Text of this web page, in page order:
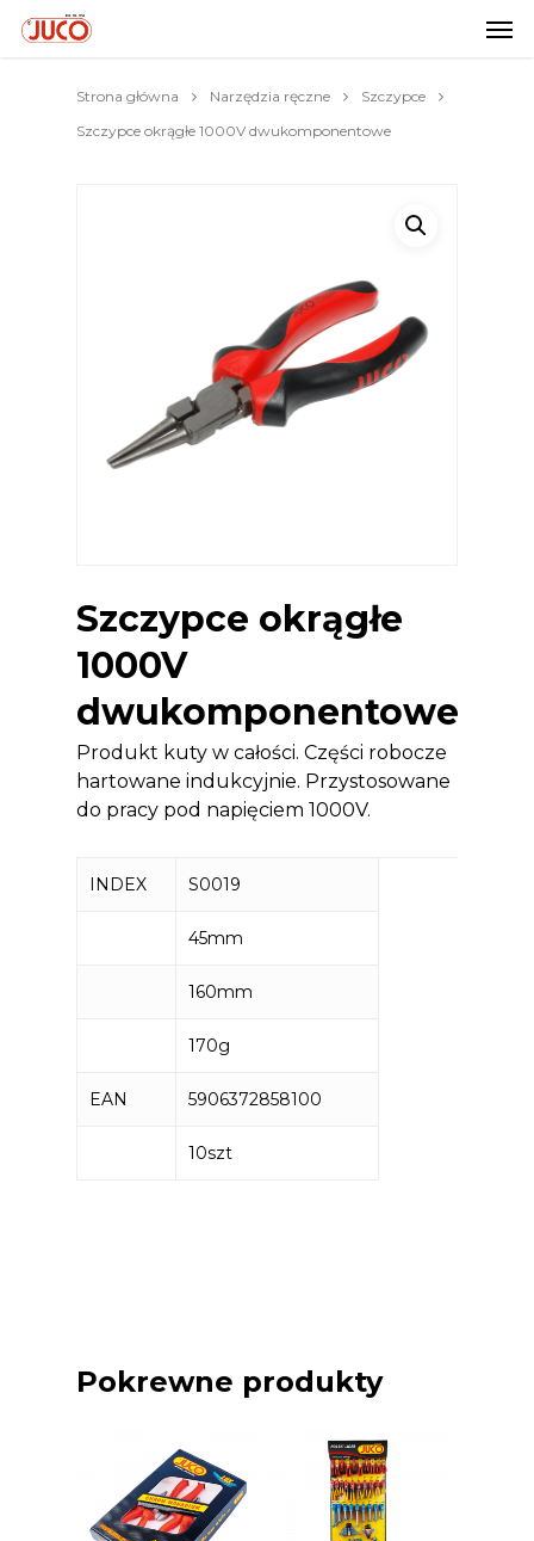
Strona główna Narzędzia ręczne
Szczypce
Szczypce okrągłe 1000V dwukomponentowe
Szczypce okrągłe
1000V
dwukomponentowe
Produkt kuty w całości. Części robocze
hartowane indukcyjnie. Przystosowane
do pracy pod napięciem 1000V.
INDEX S0019
45mm
160mm
170g
EAN 5906372858100
10szt
Pokrewne produkty